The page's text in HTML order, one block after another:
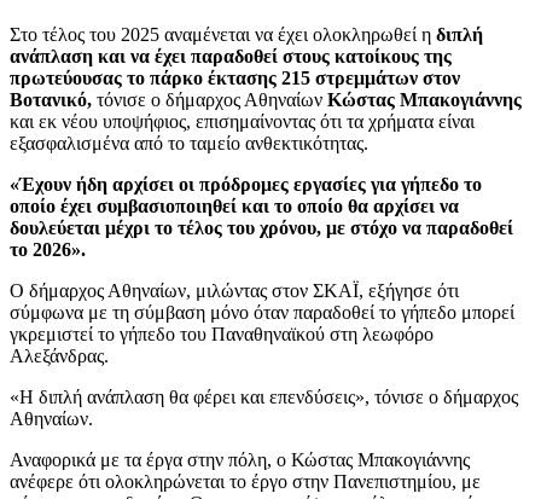
Στο τέλος του 2025 αναμένεται να έχει ολοκληρωθεί η διπλή
ανάπλαση και να έχει παραδοθεί στους κατοίκους της
πρωτεύουσας το πάρκο έκτασης 215 στρεμμάτων στον
Βοτανικό, τόνισε ο δήμαρχος Αθηναίων Κώστας Μπακογιάννης
και εκ νέου υποψήφιος, επισημαίνοντας ότι τα χρήματα είναι
εξασφαλισμένα από το ταμείο ανθεκτικότητας.
«Έχουν ήδη αρχίσει οι πρόδρομες εργασίες για γήπεδο το
οποίο έχει συμβασιοποιηθεί και το οποίο θα αρχίσει να
δουλεύεται μέχρι το τέλος του χρόνου, με στόχο να παραδοθεί
το 2026».
Ο δήμαρχος Αθηναίων, μιλώντας στον ΣΚΑΪ, εξήγησε ότι
σύμφωνα με τη σύμβαση μόνο όταν παραδοθεί το γήπεδο μπορεί
γκρεμιστεί το γήπεδο του Παναθηναϊκού στη λεωφόρο
Αλεξάνδρας.
«Η διπλή ανάπλαση θα φέρει και επενδύσεις», τόνισε ο δήμαρχος
Αθηναίων.
Αναφορικά με τα έργα στην πόλη, ο Κώστας Μπακογιάννης
ανέφερε ότι ολοκληρώνεται το έργο στην Πανεπιστημίου, με